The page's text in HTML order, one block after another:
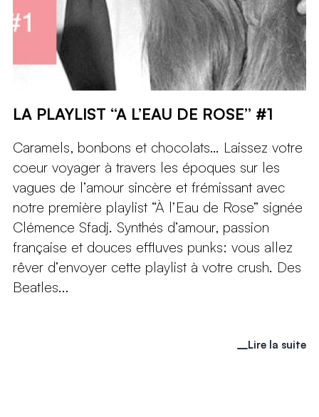
LA PLAYLIST “A L’EAU DE ROSE” #1
Caramels, bonbons et chocolats… Laissez votre
coeur voyager à travers les époques sur les
vagues de l’amour sincère et frémissant avec
notre première playlist “À l’Eau de Rose” signée
Clémence Sfadj. Synthés d’amour, passion
française et douces effluves punks: vous allez
rêver d’envoyer cette playlist à votre crush. Des
Beatles...
Lire la suite